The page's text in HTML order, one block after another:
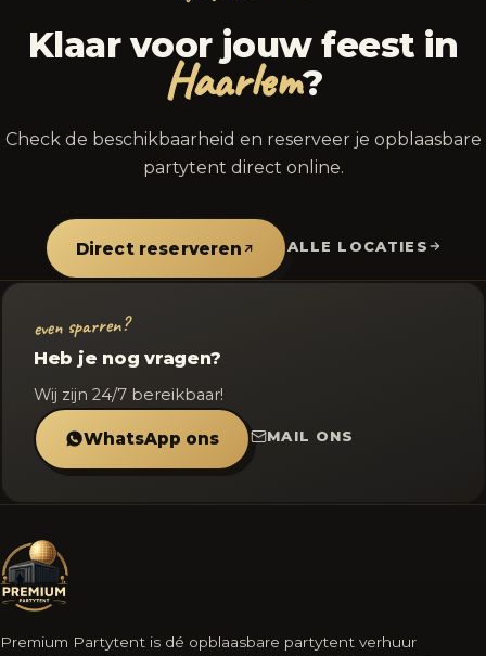
Klaar voor jouw feest in
Haarlem?
Check de beschikbaarheid en reserveer je opblaasbare
partytent direct online.
Direct reserveren ALLE LOCATIES
even sparren?
Heb je nog vragen?
Wij zijn 24/7 bereikbaar!
WhatsApp ons MAIL ONS
Premium Partytent is dé opblaasbare partytent verhuur